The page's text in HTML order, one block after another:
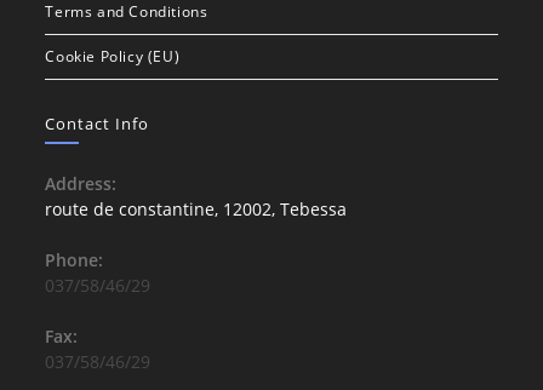
Terms and Conditions
Cookie Policy (EU)
Contact Info
Address:
route de constantine, 12002, Tebessa
Phone:
037/58/46/29
Fax:
037/58/46/29